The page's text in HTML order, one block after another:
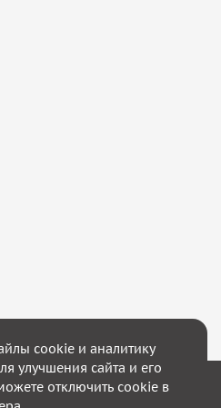
10 минут мы с Вами свяжемся!
cookie и аналитику
улучшения сайта и его
отключить cookie в